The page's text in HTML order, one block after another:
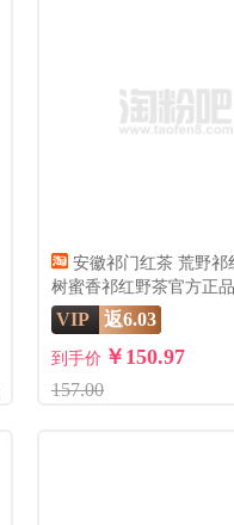
安徽祁门红茶 荒野祁
树蜜香祁红野茶官方正
VIP 返6.03
到手价 ￥150.97
157.00